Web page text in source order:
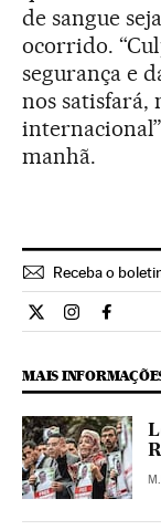
de sangue
ocorrido.
segurança e
nos satisfará,
manhã.
Receba o
Internacional El
MAIS